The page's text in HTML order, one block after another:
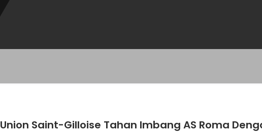
Union Saint-Gilloise Tahan Imbang AS Roma